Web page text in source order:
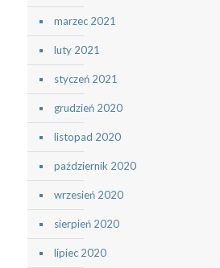
marzec 2021
luty 2021
styczeń 2021
grudzień 2020
listopad 2020
październik 2020
wrzesień 2020
sierpień 2020
lipiec 2020